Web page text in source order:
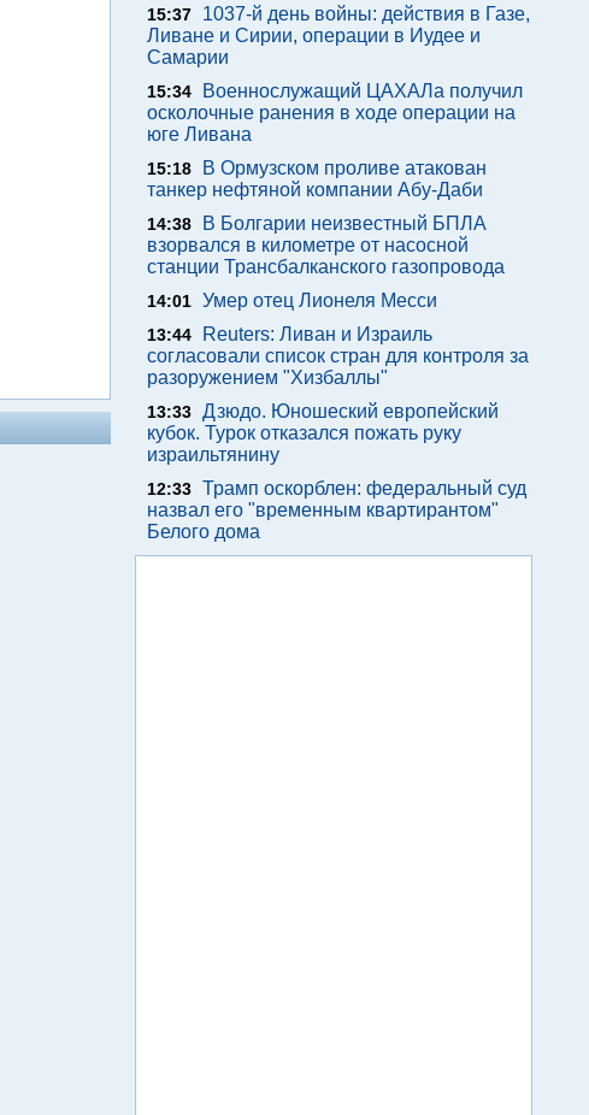
15:37
1037-й день войны: действия в Газе,
Ливане и Сирии, операции в Иудее и
Самарии
15:34
Военнослужащий ЦАХАЛа получил
осколочные ранения в ходе операции на
юге Ливана
15:18
В Ормузском проливе атакован
танкер нефтяной компании Абу-Даби
14:38
В Болгарии неизвестный БПЛА
взорвался в километре от насосной
станции Трансбалканского газопровода
14:01 Умер отец Лионеля Месси
13:44
Reuters: Ливан и Израиль
согласовали список стран для контроля за
разоружением "Хизбаллы"
13:33 Дзюдо. Юношеский европейский
кубок. Турок отказался пожать руку
израильтянину
12:33 Трамп оскорблен: федеральный суд
назвал его "временным квартирантом"
Белого дома